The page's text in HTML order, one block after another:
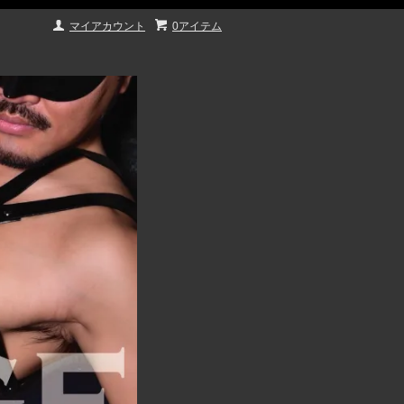
0アイテム
マイアカウント